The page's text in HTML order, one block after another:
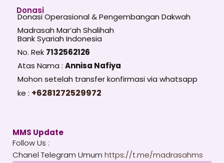
Donasi
Donasi Operasional & Pengembangan Dakwah
Madrasah Mar’ah Shalihah
Bank Syariah Indonesia
No. Rek 7132562126
Atas Nama : Annisa Nafiya
Mohon setelah transfer konfirmasi via whatsapp
ke : +6281272529972
MMS Update
Follow Us :
Chanel Telegram Umum https://t.me/madrasahms